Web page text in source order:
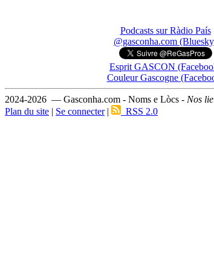
Podcasts sur Ràdio País
@gasconha.com
Esprit GASCON
Couleur Gascogne
2024-2026 — Gasconha.com - Noms e Lòcs - Nos
Plan du site | Se connecter| RSS 2.0